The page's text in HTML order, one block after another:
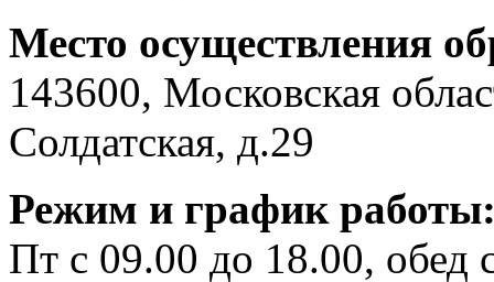
Место осуществления
143600, Московская
Солдатская, д.29
Режим и график
Пт с 09.00 до 18.00, обед